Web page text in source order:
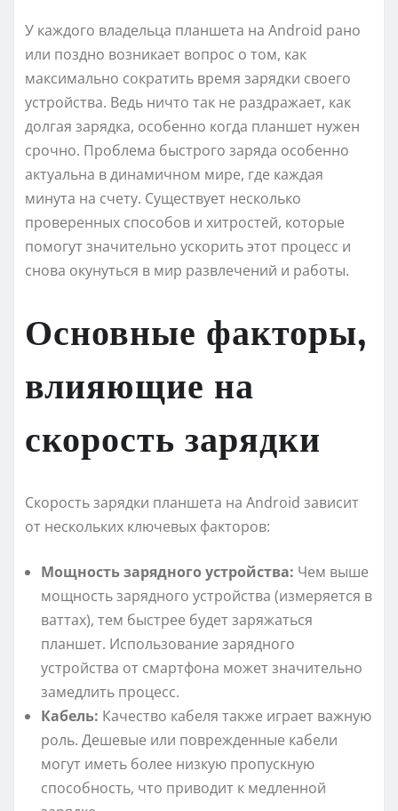
У каждого владельца планшета на Android рано
или поздно возникает вопрос о том, как
максимально сократить время зарядки своего
устройства. Ведь ничто так не раздражает, как
долгая зарядка, особенно когда планшет нужен
срочно. Проблема быстрого заряда особенно
актуальна в динамичном мире, где каждая
минута на счету. Существует несколько
проверенных способов и хитростей, которые
помогут значительно ускорить этот процесс и
снова окунуться в мир развлечений и работы.
Основные факторы,
влияющие на
скорость зарядки
Скорость зарядки планшета на Android зависит
от нескольких ключевых факторов:
Мощность зарядного устройства: Чем выше
мощность зарядного устройства (измеряется в
ваттах), тем быстрее будет заряжаться
планшет. Использование зарядного
устройства от смартфона может значительно
замедлить процесс.
Кабель: Качество кабеля также играет важную
роль. Дешевые или поврежденные кабели
могут иметь более низкую пропускную
способность, что приводит к медленной